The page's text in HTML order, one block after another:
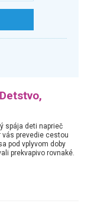
spája deti naprieč
prevedie cestou
pod vplyvom doby
prekvapivo rovnaké.